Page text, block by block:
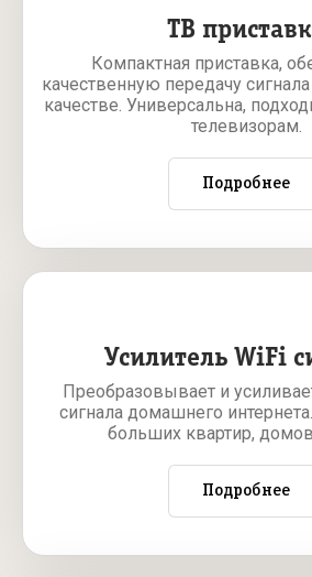
ТВ
Компактная приставка,
качественную передачу
качестве. Универсальна,
телевизорам.
Подробнее
Усилитель WiFi
Преобразовывает и
сигнала домашнего
больших квартир,
Подробнее